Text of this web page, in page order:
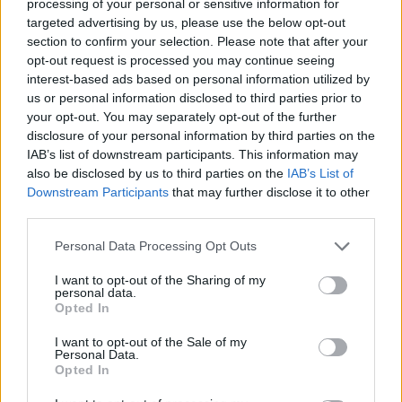
processing of your personal or sensitive information for
targeted advertising by us, please use the below opt-out
section to confirm your selection. Please note that after your
opt-out request is processed you may continue seeing
interest-based ads based on personal information utilized by
us or personal information disclosed to third parties prior to
your opt-out. You may separately opt-out of the further
disclosure of your personal information by third parties on the
IAB’s list of downstream participants. This information may
also be disclosed by us to third parties on the IAB’s List of
Downstream Participants that may further disclose it to other
Personal Data Processing Opt Outs
I want to opt-out of the Sharing of my
personal data.
Opted In
I want to opt-out of the Sale of my
Personal Data.
Opted In
ελληνικών επιχειρήσεων ανέδειξε τα
κοινά συμφέροντα
και τιςευκαιρίες συνεργασίας σε στρατηγικούς τομείς
της οικονομίας, επισημαίνοντας:
«Η Ελλάδα και η Σαουδική Αραβία έχουν μπροστά τους
μια μεγάλη πρόκληση και, ταυτόχρονα, μια μεγάλη
ευκαιρία να ενισχύσουν ακόμη περισσότερο τις σχέσεις
τους στους βασικούς τομείς της οικονομίας — στην
ενέργεια, την αγροδιατροφή, τη φαρμακοβιομηχανία, τις
κατασκευές και τη ναυπηγική βιομηχανία — προς όφελος
της ανάπτυξης και της απασχόλησης στις δύο χώρες».
Alkhorayef: «Ελλάδα και Σαουδική Αραβία αποτελούν
πρότυπο συνεργασίας»
Από την πλευρά του, ο Υπουργός Βιομηχανίας και
Ορυκτών Πόρων της Σαουδικής Αραβίας
Alkhorayef
, εξέφρασε την ικανοποίησή του για τη στενή